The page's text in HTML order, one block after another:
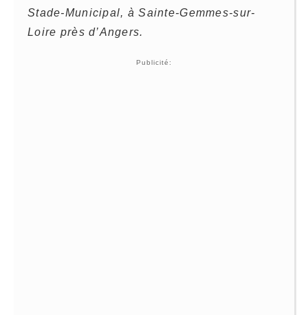
Stade-Municipal, à Sainte-Gemmes-sur-
Loire près d’Angers.
Publicité: